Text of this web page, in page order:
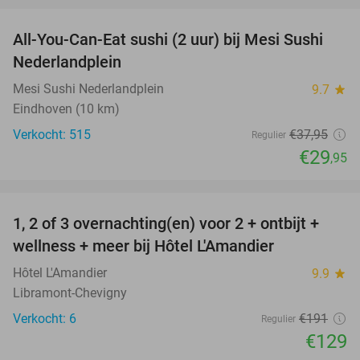
21%
All-You-Can-Eat sushi (2 uur) bij Mesi Sushi
Nederlandplein
Mesi Sushi Nederlandplein 9.7 star
Eindhoven (10 km)
Verkocht: 515
Regulier €37,95
€29,95
32%
TODAY
1, 2 of 3 overnachting(en) voor 2 + ontbijt +
wellness + meer bij Hôtel L'Amandier
Hôtel L'Amandier 9.9 star
Libramont-Chevigny
Verkocht: 6
Regulier €191
€129